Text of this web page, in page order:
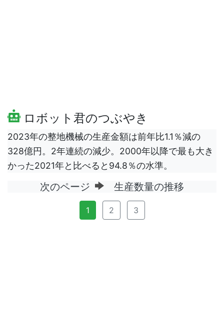
ロボット君のつぶやき
2023年の整地機械の生産金額は前年比1.1％減の
328億円。2年連続の減少。2000年以降で最も大き
かった2021年と比べると94.8％の水準。
次のページ 生産数量の推移
1 2 3